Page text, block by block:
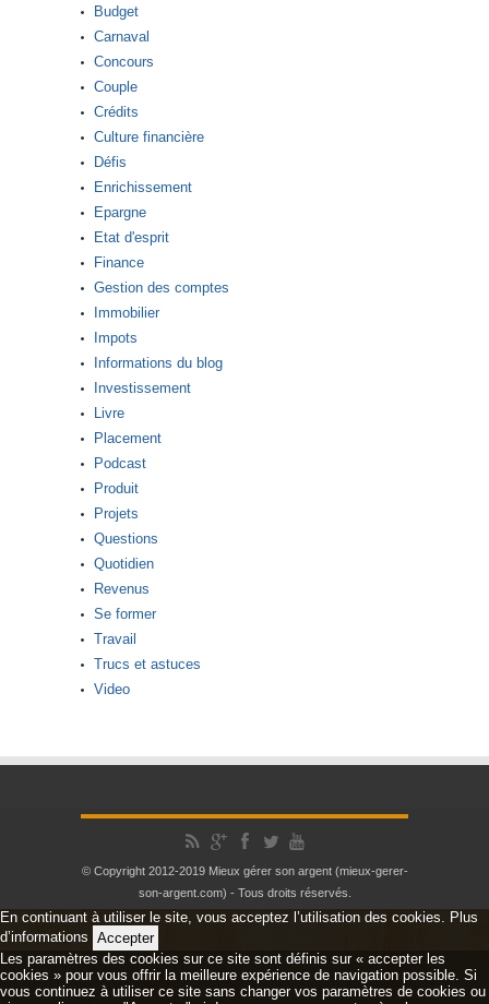
Budget
Carnaval
Concours
Couple
Crédits
Culture financière
Défis
Enrichissement
Epargne
Etat d'esprit
Finance
Gestion des comptes
Immobilier
Impots
Informations du blog
Investissement
Livre
Placement
Podcast
Produit
Projets
Questions
Quotidien
Revenus
Se former
Travail
Trucs et astuces
Video
© Copyright 2012-2019 Mieux gérer son argent (mieux-gerer-
son-argent.com) - Tous droits réservés.
En continuant à utiliser le site, vous acceptez l’utilisation des cookies.
Plus
d’informations Accepter
Les paramètres des cookies sur ce site sont définis sur « accepter les
cookies » pour vous offrir la meilleure expérience de navigation possible. Si
vous continuez à utiliser ce site sans changer vos paramètres de cookies ou